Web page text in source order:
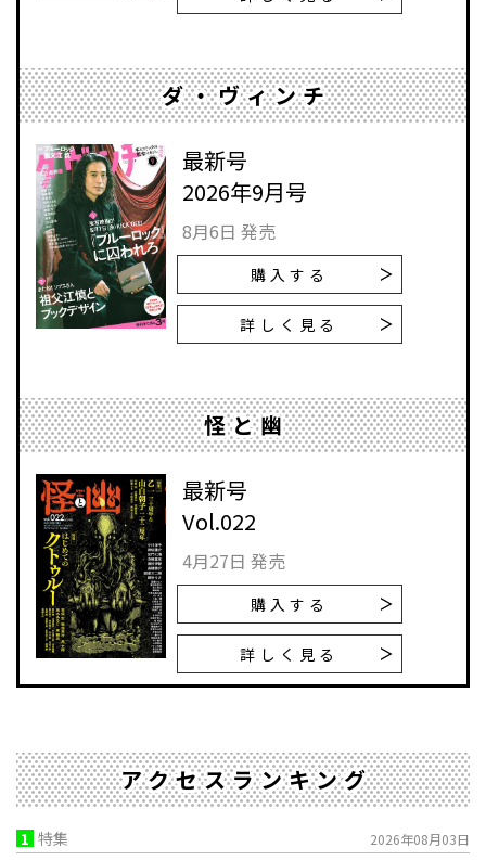
ダ・ヴィンチ
最新号
2026年9月号
8月6日 発売
購入する
詳しく見る
怪と幽
最新号
Vol.022
4月27日 発売
購入する
詳しく見る
アクセスランキング
1 特集 2026年08月03日